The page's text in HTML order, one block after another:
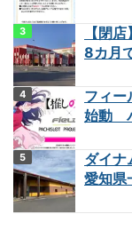
【閉
8カ月
フィー
始動
ダイナ
愛知